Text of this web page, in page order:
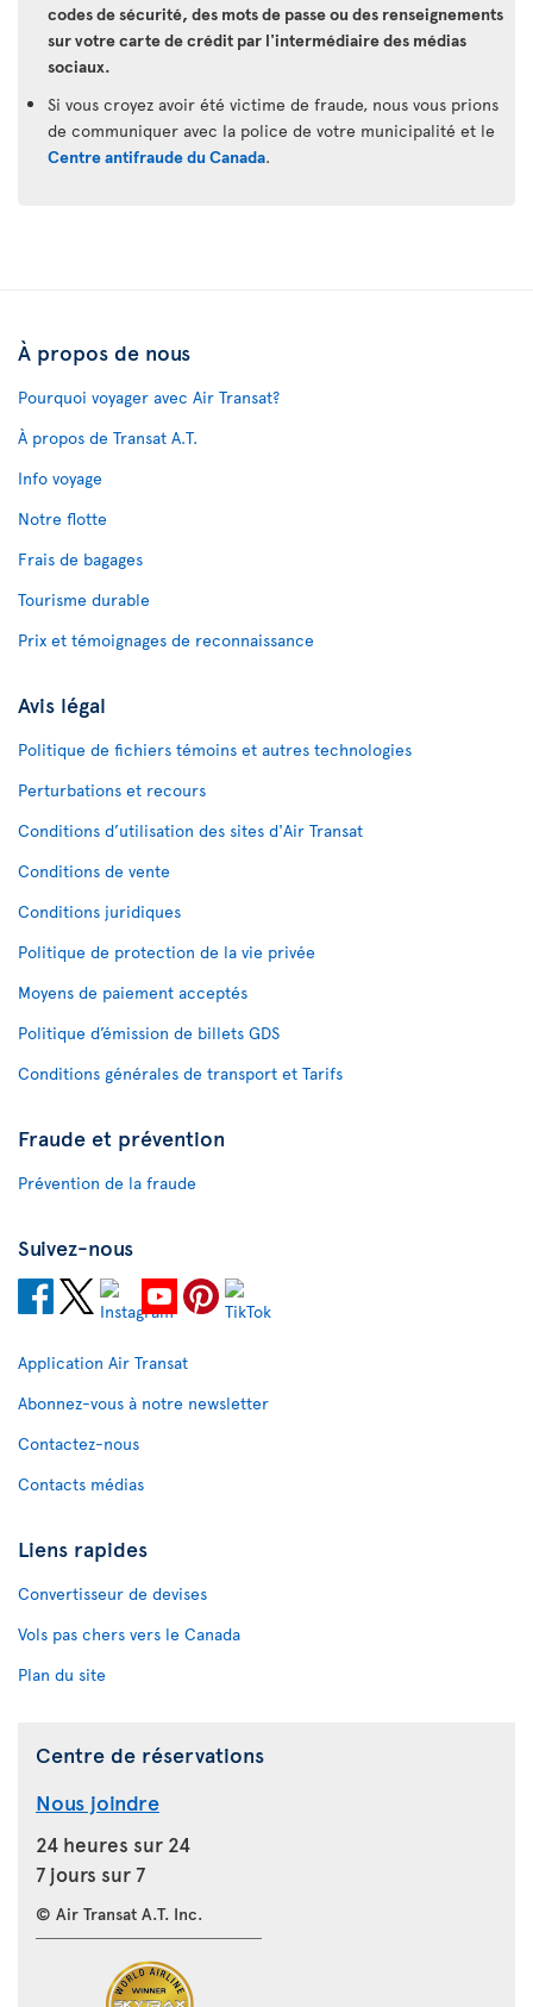
codes de sécurité, des mots de passe ou des renseignements
sur votre carte de crédit par l'intermédiaire des médias
sociaux.
Si vous croyez avoir été victime de fraude, nous vous prions
de communiquer avec la police de votre municipalité et le
Centre antifraude du Canada.
À propos de nous
Pourquoi voyager avec Air Transat?
À propos de Transat A.T.
Info voyage
Notre flotte
Frais de bagages
Tourisme durable
Prix et témoignages de reconnaissance
Avis légal
Politique de fichiers témoins et autres technologies
Perturbations et recours
Conditions d’utilisation des sites d'Air Transat
Conditions de vente
Conditions juridiques
Politique de protection de la vie privée
Moyens de paiement acceptés
Politique d’émission de billets GDS
Conditions générales de transport et Tarifs
Fraude et prévention
Prévention de la fraude
Suivez-nous
Application Air Transat
Abonnez-vous à notre newsletter
Contactez-nous
Contacts médias
Liens rapides
Convertisseur de devises
Vols pas chers vers le Canada
Plan du site
Centre de réservations
Nous joindre
24 heures sur 24
7 jours sur 7
© Air Transat A.T. Inc.